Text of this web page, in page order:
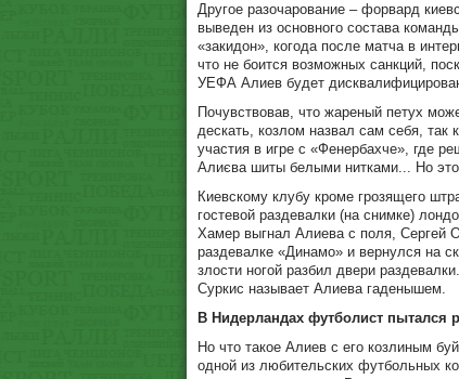
Другое разочарование – форвард
выведен из основного состава
«закидон», когода после матча в
что не боится возможных санкций,
УЕФА Алиев будет
Почувствовав, что жареный петух
дескать, козлом назвал сам себя, так
участия в игре с «Фенербахче», где
Алиєва шиты белыми нитками... Но
Киевскому клубу кроме грозящего
гостевой раздевалки (на снимке)
Хамер выгнал Алиева с поля, Сергей
раздевалке «Динамо» и вернулся на
злости ногой разбил двери
Суркис называет Алиева гаденышем.
В Нидерландах футболист пытался
Но что такое Алиев с его козлиным
одной из любительских футбольных